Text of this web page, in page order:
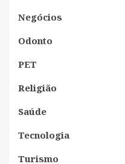
Negócios
Odonto
PET
Religião
Saúde
Tecnologia
Turismo